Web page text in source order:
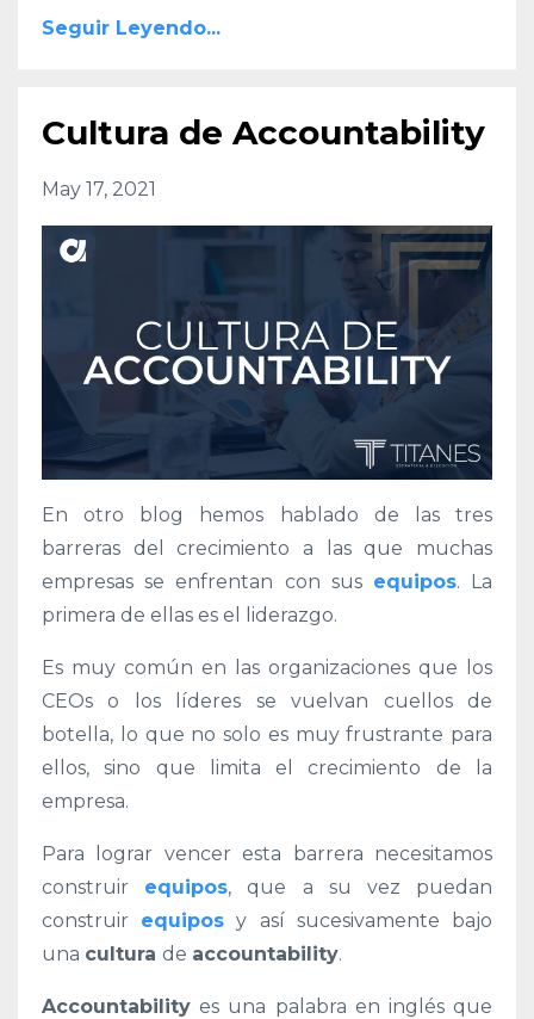
Seguir Leyendo...
Cultura de Accountability
May 17, 2021
En otro blog hemos hablado de las tres
barreras del crecimiento a las que muchas
empresas se enfrentan con sus equipos. La
primera de ellas es el liderazgo.
Es muy común en las organizaciones que los
CEOs o los líderes se vuelvan cuellos de
botella, lo que no solo es muy frustrante para
ellos, sino que limita el crecimiento de la
empresa.
Para lograr vencer esta barrera necesitamos
construir equipos, que a su vez puedan
construir equipos y así sucesivamente bajo
una cultura de accountability.
Accountability es una palabra en inglés que